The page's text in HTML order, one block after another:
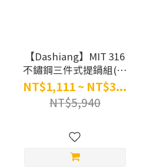
【Dashiang】MIT 316
不鏽鋼三件式提鍋組(含
蓋)
NT$1,111 ~ NT$3...
NT$5,940